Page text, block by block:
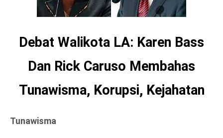
Debat Walikota LA: Karen Bass
Dan Rick Caruso Membahas
Tunawisma, Korupsi, Kejahatan
Tunawisma